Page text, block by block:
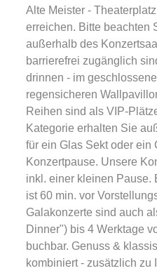
Alte Meister -
erreichen. Bitte beachten
außerhalb des
barrierefrei zugänglich
drinnen - im
regensicheren
Reihen sind als VIP-
Kategorie erhalten Sie
für ein Glas Sekt oder ein
Konzertpause. Unsere
inkl. einer kleinen Pause.
ist 60 min. vor
Galakonzerte sind auch
Dinner") bis 4 Werktage
buchbar. Genuss &
kombiniert - zusätzlich zu